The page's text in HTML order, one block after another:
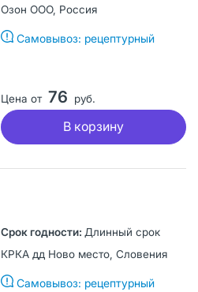
Озон ООО, Россия
Самовывоз: рецептурный
Цена от 76 руб.
В корзину
Длинный срок
КРКА дд Ново место, Словения
Самовывоз: рецептурный